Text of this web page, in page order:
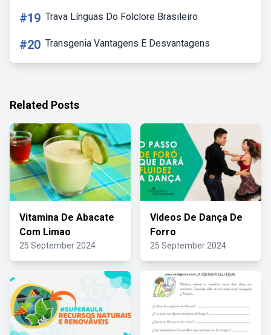
#19 Trava Línguas Do Folclore Brasileiro
#20 Transgenia Vantagens E Desvantagens
Related Posts
Vitamina De Abacate
Com Limao
25 September 2024
Videos De Dança De
Forro
25 September 2024